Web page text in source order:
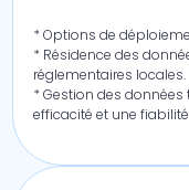
* Options de
* Résidence des
réglementaires locales.
* Gestion des
efficacité et une